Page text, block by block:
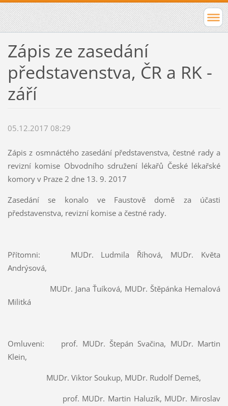
Zápis ze zasedání
představenstva, ČR a RK -
září
05.12.2017 08:29
Zápis z osmnáctého zasedání představenstva, čestné rady a
revizní komise Obvodního sdružení lékařů České lékařské
komory v Praze 2 dne 13. 9. 2017
Zasedání se konalo ve Faustově domě za účasti
představenstva, revizní komise a čestné rady.
Přítomni: MUDr. Ludmila Říhová, MUDr. Květa
Andrýsová,
MUDr. Jana Ťuíková, MUDr. Štěpánka Hemalová
Militká
Omluveni: prof. MUDr. Štepán Svačina, MUDr. Martin
Klein,
MUDr. Viktor Soukup, MUDr. Rudolf Demeš,
prof. MUDr. Martin Haluzík, MUDr. Miroslav